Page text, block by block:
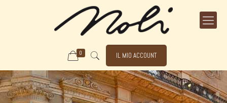
0 IL MIO ACCOUNT